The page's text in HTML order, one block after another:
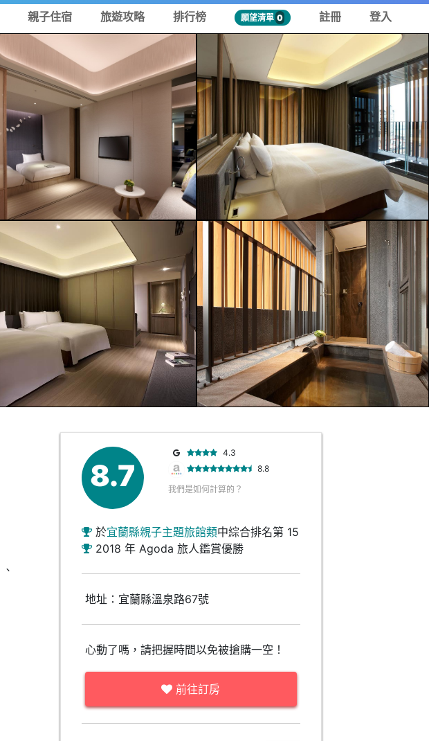
親子住宿 旅遊攻略 排行榜 願望清單 0 註冊 登入
、
8.7
4.3
8.8
我們是如何計算的？
於宜蘭縣親子主題旅館類中綜合排名第 15
2018 年 Agoda 旅人鑑賞優勝
地址：宜蘭縣溫泉路67號
心動了嗎，請把握時間以免被搶購一空！
前往訂房